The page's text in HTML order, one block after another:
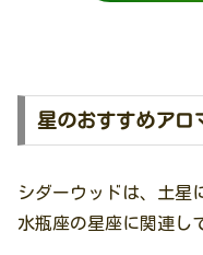
星のおすすめア
シダーウッドは、土星
水瓶座の星座に関連し